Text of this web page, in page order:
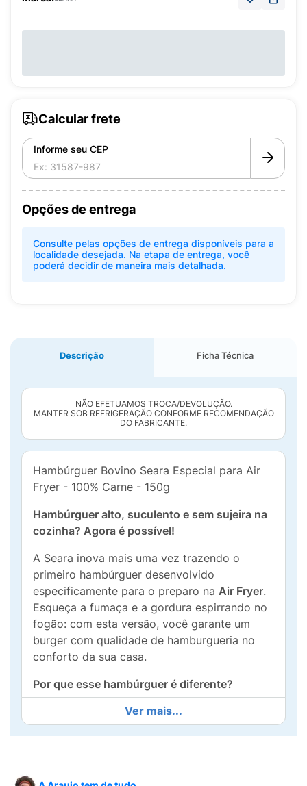
Calcular frete
Informe seu CEP
Opções de entrega
Consulte pelas opções de entrega disponíveis para a
localidade desejada. Na etapa de entrega, você
poderá decidir de maneira mais detalhada.
Descrição Ficha Técnica
NÃO EFETUAMOS TROCA/DEVOLUÇÃO.
MANTER SOB REFRIGERAÇÃO CONFORME RECOMENDAÇÃO
DO FABRICANTE.
Hambúrguer Bovino Seara Especial para Air
Fryer - 100% Carne - 150g
Hambúrguer alto, suculento e sem sujeira na
cozinha? Agora é possível!
A Seara inova mais uma vez trazendo o
primeiro hambúrguer desenvolvido
especificamente para o preparo na Air Fryer.
Esqueça a fumaça e a gordura espirrando no
fogão: com esta versão, você garante um
burger com qualidade de hamburgueria no
conforto da sua casa.
Por que esse hambúrguer é diferente?
Tecnologia para Air Fryer:Sua espessura e
composição foram pensadas para o calor
Ver mais...